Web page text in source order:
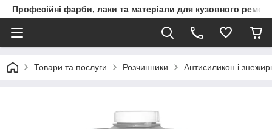
Професійні фарби, лаки та матеріали для кузовного
Товари та послуги Розчинники Антисиликон і